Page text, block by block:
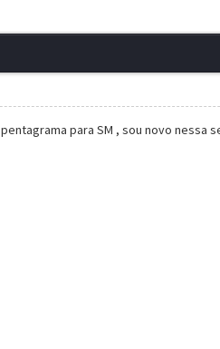
para SM , sou novo nessa